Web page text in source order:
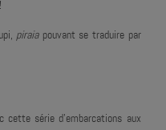
piraiapouvant se traduire par
cette série d'embarcations aux